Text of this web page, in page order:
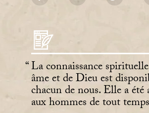
La connaissance
âme et de Dieu est
chacun de nous. Elle a été
aux hommes de tout